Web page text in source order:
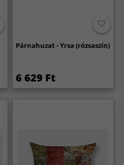
Párnahuzat - Yrsa (rózsaszín)
6 629 Ft